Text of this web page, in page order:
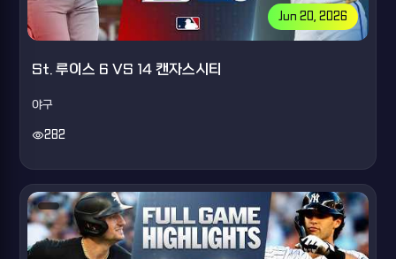
Jun 20, 2026
St. 루이스 6 VS 14 캔자스시티
야구
visibility282